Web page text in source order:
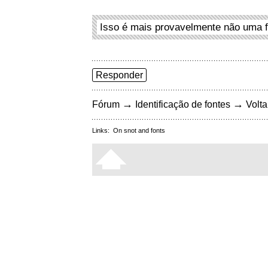
Isso é mais provavelmente não uma
Responder
Fórum → Identificação de fontes →
Links: On snot and fonts